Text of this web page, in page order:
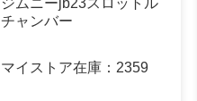
ジムニーjb23スロットル
チャンバー
マイストア在庫： 2359